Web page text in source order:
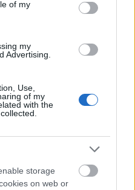
of my
my
Advertising.
Use,
of my
with the
storage
on web or
másodfokúra